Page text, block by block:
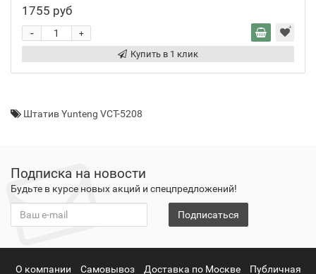
1755 руб
+
-
Купить в 1 клик
Штатив Yunteng VCT-5208
Подписка на новости
Будьте в курсе новых акций и спецпредложений!
Подписаться
О компании Самовывоз Доставка по Москве Публичная